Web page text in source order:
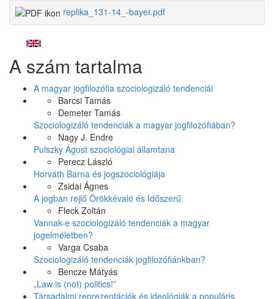
replika_131-14_-bayer.pdf
Likeon
A szám tartalma
A magyar jogfilozófia szociologizáló tendenciái
Barcsi Tamás
Demeter Tamás
Szociologizáló tendenciák a magyar jogfilozófiában?
Nagy J. Endre
Pulszky Ágost szociológiai államtana
Perecz László
Horváth Barna és jogszociológiája
Zsidai Ágnes
A jogban rejlő Örökkévaló és Időszerű
Fleck Zoltán
Vannak-e szociologizáló tendenciák a magyar
jogelméletben?
Varga Csaba
Szociologizáló tendenciák jogfilozófiánkban?
Bencze Mátyás
„Law is (not) politics!”
Társadalmi reprezentációk és ideológiák a populáris